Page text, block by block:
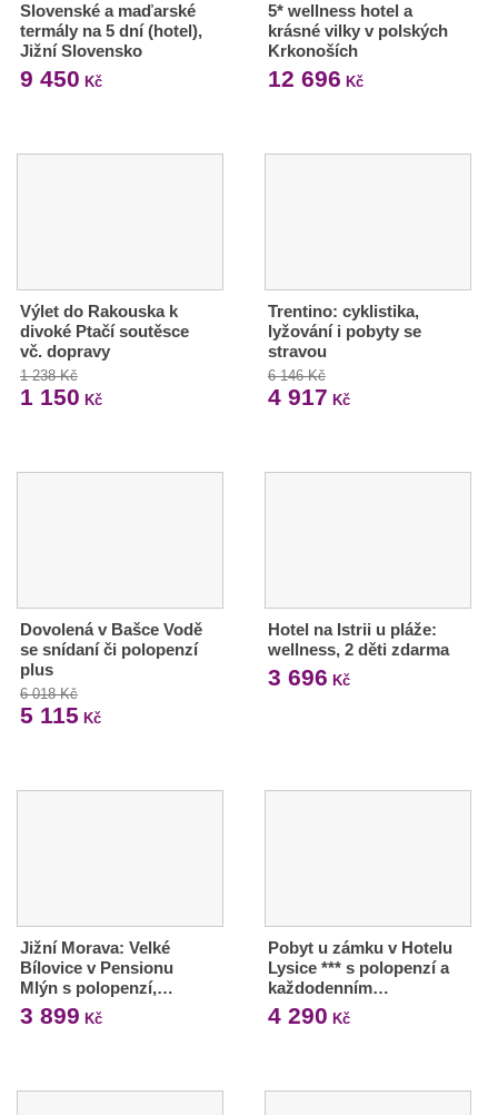
Slovenské a maďarské
termály na 5 dní (hotel),
Jižní Slovensko
9 450 Kč
5* wellness hotel a
krásné vilky v polských
Krkonoších
12 696 Kč
Výlet do Rakouska k
divoké Ptačí soutěsce
vč. dopravy
1 238 Kč
1 150 Kč
Trentino: cyklistika,
lyžování i pobyty se
stravou
6 146 Kč
4 917 Kč
Dovolená v Bašce Vodě
se snídaní či polopenzí
plus
6 018 Kč
5 115 Kč
Hotel na Istrii u pláže:
wellness, 2 děti zdarma
3 696 Kč
Jižní Morava: Velké
Bílovice v Pensionu
Mlýn s polopenzí,…
3 899 Kč
Pobyt u zámku v Hotelu
Lysice *** s polopenzí a
každodenním…
4 290 Kč